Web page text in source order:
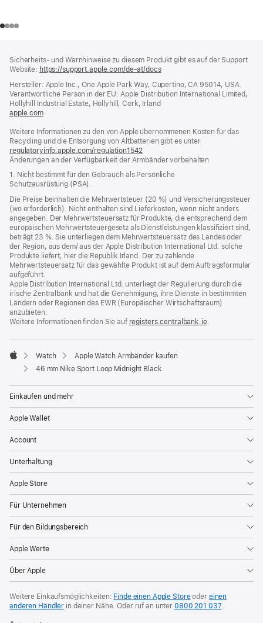
Sicherheits- und Warnhinweise zu diesem Produkt gibt es auf der Support
Website: https://support.apple.com/de-at/docs(öffnet
neues
Fenster)
Hersteller: Apple Inc., One Apple Park Way, Cupertino, CA 95014, USA.
Verantwortliche Person in der EU: Apple Distribution International Limited,
Hollyhill Industrial Estate, Hollyhill, Cork, Irland
apple.com(öffnet
neues
Fenster)
Weitere Informationen zu den von Apple übernommenen Kosten für das
Recycling und die Entsorgung von Altbatterien gibt es unter
regulatoryinfo.apple.com/regulation1542
ein
neues
Fenster)
Änderungen an der Verfügbarkeit der Armbänder vorbehalten.
1. Nicht bestimmt für den Gebrauch als Persönliche
Schutzausrüstung (PSA).
Die Preise beinhalten die Mehrwertsteuer (20 %) und Versicherungssteuer
(wo erforderlich). Nicht enthalten sind Lieferkosten, wenn nicht anders
angegeben. Der Mehrwertsteuersatz für Produkte, die entsprechend dem
europäischen Mehrwertsteuergesetz als Dienstleistungen klassifiziert sind,
beträgt 23 %. Sie unterliegen dem Mehrwertsteuersatz des Landes oder
der Region, aus dem/ aus der Apple Distribution International Ltd. solche
Produkte liefert, hier die Republik Irland. Der zu zahlende
Mehrwertsteuersatz für das gewählte Produkt ist auf dem Auftragsformular
aufgeführt.
Apple Distribution International Ltd. unterliegt der Regulierung durch die
irische Zentralbank und hat die Genehmigung, ihre Dienste in bestimmten
Ländern oder Regionen des EWR (Europäischer Wirtschaftsraum)
anzubieten.
Weitere Informationen finden Sie auf registers.centralbank.ie(Öffnet
neues
.
Apple
Watch
Apple Watch Armbänder kaufen
46 mm Nike Sport Loop Midnight Black
Einkaufen und mehr
Apple Wallet
Account
Unterhaltung
Apple Store
Für Unternehmen
Für den Bildungsbereich
Apple Werte
Über Apple
Weitere Einkaufsmöglichkeiten: Finde einen Apple Storeoder einen
anderen Händler in deiner Nähe. Oder ruf an unter0800 201 037.